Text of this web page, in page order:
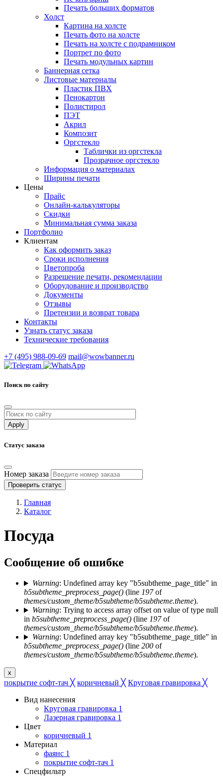
Печать больших форматов
Холст
Картина на холсте
Печать фото на холсте
Печать на холсте с подрамником
Портрет по фото
Печать модульных картин
Баннерная сетка
Листовые материалы
Пластик ПВХ
Пенокартон
Полистирол
ПЭТ
Акрил
Композит
Оргстекло
Таблички из оргстекла
Прозрачное оргстекло
Информация о материалах
Ширины печати
Цены
Прайс
Онлайн-калькуляторы
Скидки
Минимальная сумма заказа
Портфолио
Клиентам
Как оформить заказ
Сроки исполнения
Цветопроба
Разрешение печати, рекомендации
Оборудование и производство
Документы
Отзывы
Претензии и возврат товара
Контакты
Узнать статус заказа
Технические требования
+7 (495) 988-09-69 mail@wowbanner.ru
Поиск по сайту
Статус заказа
Номер заказа
Проверить статус
Главная
Каталог
Посуда
Сообщение об ошибке
Warning: Undefined array key "b5subtheme_page_title" in
b5subtheme_preprocess_page() (line 197of
themes/custom_theme/b5subtheme/b5subtheme.theme).
Warning: Trying to access array offset on value of type null
in b5subtheme_preprocess_page() (line 197of
themes/custom_theme/b5subtheme/b5subtheme.theme).
Warning: Undefined array key "b5subtheme_page_title" in
b5subtheme_preprocess_page() (line 200 of
themes/custom_theme/b5subtheme/b5subtheme.theme).
x
покрытие софт-тач ╳ коричневый ╳ Круговая гравировка ╳
Вид нанесения
Круговая гравировка 1
Лазерная гравировка 1
Цвет
коричневый 1
Материал
фаянс 1
покрытие софт-тач 1
Спецфильтр